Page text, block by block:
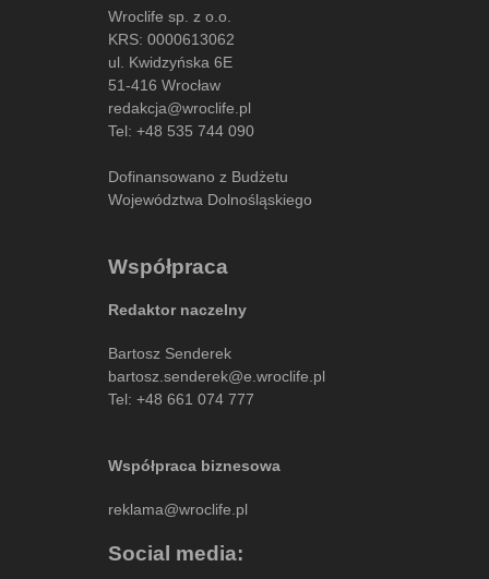
Wroclife sp. z o.o.
KRS: 0000613062
ul. Kwidzyńska 6E
51-416 Wrocław
redakcja@wroclife.pl
Tel: +48 535 744 090
Dofinansowano z Budżetu
Województwa Dolnośląskiego
Współpraca
Redaktor naczelny
Bartosz Senderek
bartosz.senderek@e.wroclife.pl
Tel: +48 661 074 777
Współpraca biznesowa
reklama@wroclife.pl
Social media: